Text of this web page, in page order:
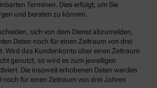
Terminen. Dies erfolgt, um Sie
und beraten zu können.
sich von dem Dienst abzumelden,
Daten noch für einen Zeitraum von drei
Wird das Kundenkonto über einen Zeitraum
genutzt, so wird es zum jeweiligen
Die insoweit erhobenen Daten werden
noch für einen Zeitraum von drei Jahren